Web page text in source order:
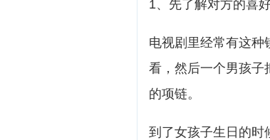
1、先了解对方的喜
电视剧里经常有这种
看，然后一个男孩子
的项链。
到了女孩子生日的时